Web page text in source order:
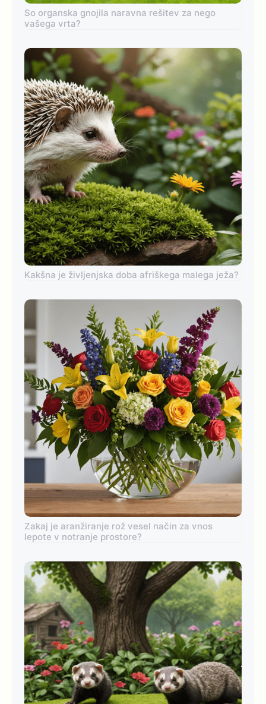
So organska gnojila naravna rešitev za nego
vašega vrta?
Kakšna je življenjska doba afriškega malega ježa?
Zakaj je aranžiranje rož vesel način za vnos
lepote v notranje prostore?